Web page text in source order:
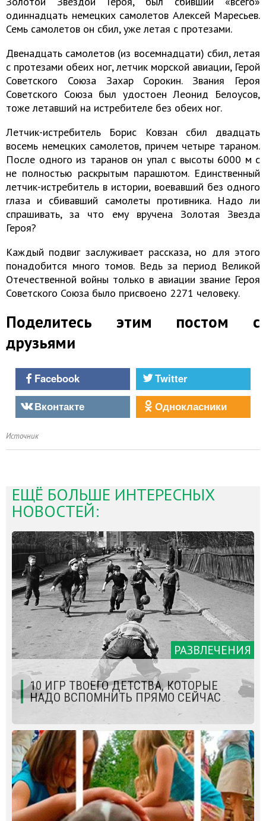
одиннадцать немецких самолетов Алексей Маресьев.
Семь самолетов он сбил, уже летая с протезами.
Двенадцать самолетов (из восемнадцати) сбил, летая
с протезами обеих ног, летчик морской авиации, Герой
Советского Союза Захар Сорокин. Звания Героя
Советского Союза был удостоен Леонид Белоусов,
тоже летавший на истребителе без обеих ног.
Летчик-истребитель Борис Ковзан сбил двадцать
восемь немецких самолетов, причем четыре тараном.
После одного из таранов он упал с высоты 6000 м с
не полностью раскрытым парашютом. Единственный
летчик-истребитель в истории, воевавший без одного
глаза и сбивавший самолеты противника. Надо ли
спрашивать, за что ему вручена Золотая Звезда
Героя?
Каждый подвиг заслуживает рассказа, но для этого
понадобится много томов. Ведь за период Великой
Отечественной войны только в авиации звание Героя
Советского Союза было присвоено 2271 человеку.
Поделитесь этим постом с
друзьями
Facebook
Twitter
Вконтакте
Однокласники
Источник
ЕЩЁ БОЛЬШЕ ИНТЕРЕСНЫХ
НОВОСТЕЙ:
РАЗВЛЕЧЕНИЯ
10 ИГР ТВОЕГО ДЕТСТВА, КОТОРЫЕ
НАДО ВСПОМНИТЬ ПРЯМО СЕЙЧАС